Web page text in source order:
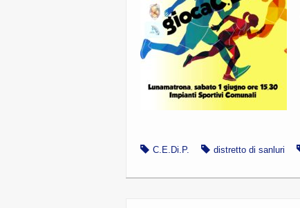
C.E.Di.P. distretto di sanluri